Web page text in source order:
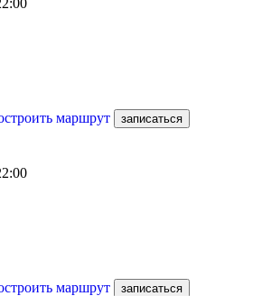
маршрут записаться
маршрут записаться